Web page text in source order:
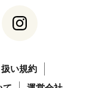
い規約